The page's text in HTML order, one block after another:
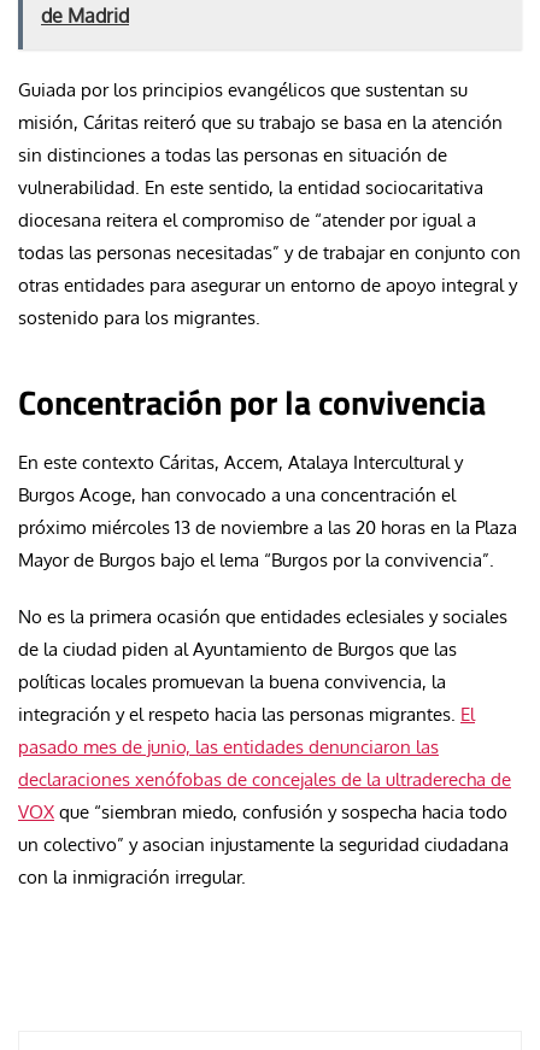
de Madrid
Guiada por los principios evangélicos que sustentan su
misión, Cáritas reiteró que su trabajo se basa en la atención
sin distinciones a todas las personas en situación de
vulnerabilidad. En este sentido, la entidad sociocaritativa
diocesana reitera el compromiso de “atender por igual a
todas las personas necesitadas” y de trabajar en conjunto con
otras entidades para asegurar un entorno de apoyo integral y
sostenido para los migrantes.
Concentración por la convivencia
En este contexto Cáritas, Accem, Atalaya Intercultural y
Burgos Acoge, han convocado a una concentración el
próximo miércoles 13 de noviembre a las 20 horas en la Plaza
Mayor de Burgos bajo el lema “Burgos por la convivencia”.
No es la primera ocasión que entidades eclesiales y sociales
de la ciudad piden al Ayuntamiento de Burgos que las
políticas locales promuevan la buena convivencia, la
integración y el respeto hacia las personas migrantes. El
pasado mes de junio, las entidades denunciaron las
declaraciones xenófobas de concejales de la ultraderecha de
VOX que “siembran miedo, confusión y sospecha hacia todo
un colectivo” y asocian injustamente la seguridad ciudadana
con la inmigración irregular.